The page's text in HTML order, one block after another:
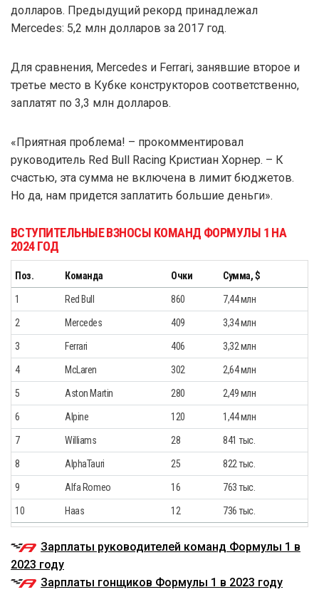
долларов. Предыдущий рекорд принадлежал
Mercedes: 5,2 млн долларов за 2017 год.
Для сравнения, Mercedes и Ferrari, занявшие второе и
третье место в Кубке конструкторов соответственно,
заплатят по 3,3 млн долларов.
«Приятная проблема! – прокомментировал
руководитель Red Bull Racing Кристиан Хорнер. – К
счастью, эта сумма не включена в лимит бюджетов.
Но да, нам придется заплатить большие деньги».
ВСТУПИТЕЛЬНЫЕ ВЗНОСЫ КОМАНД ФОРМУЛЫ 1 НА
2024 ГОД
Поз. Команда Очки Сумма, $
1 Red Bull 860 7,44 млн
2 Mercedes 409 3,34 млн
3 Ferrari 406 3,32 млн
4 McLaren 302 2,64 млн
5 Aston Martin 280 2,49 млн
6 Alpine 120 1,44 млн
7 Williams 28 841 тыс.
8 AlphaTauri 25 822 тыс.
9 Alfa Romeo 16 763 тыс.
10 Haas 12 736 тыс.
Зарплаты руководителей команд Формулы 1 в
2023 году
Зарплаты гонщиков Формулы 1 в 2023 году